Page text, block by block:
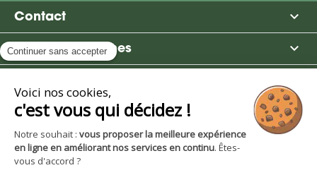
Contact 
Moulin des Moines 
Avantages et services 